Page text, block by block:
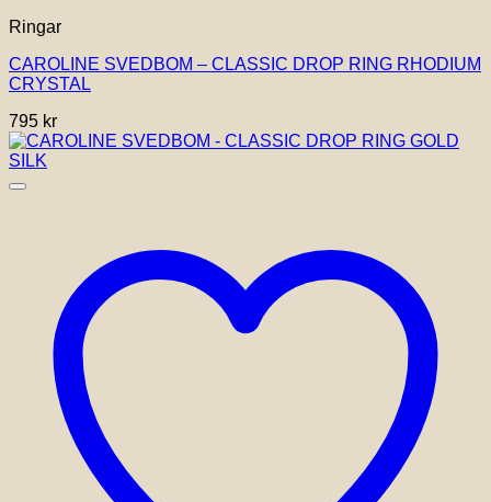
Ringar
CAROLINE SVEDBOM – CLASSIC DROP RING RHODIUM
CRYSTAL
795 kr